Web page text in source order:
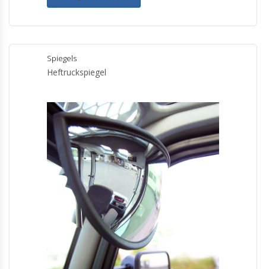
Spiegels
Heftruckspiegel